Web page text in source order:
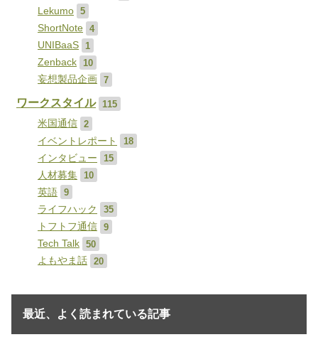
Lekumo
5
ShortNote
4
UNIBaaS
1
Zenback
10
妄想製品企画
7
ワークスタイル
115
米国通信
2
イベントレポート
18
インタビュー
15
人材募集
10
英語
9
ライフハック
35
トフトフ通信
9
Tech Talk
50
よもやま話
20
最近、よく読まれている記事